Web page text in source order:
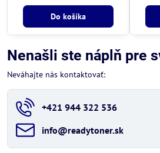
Do košíka
Nenašli ste náplň pre
Neváhajte nás kontaktovať:
+421 944 322 536
info​@readytoner​.sk